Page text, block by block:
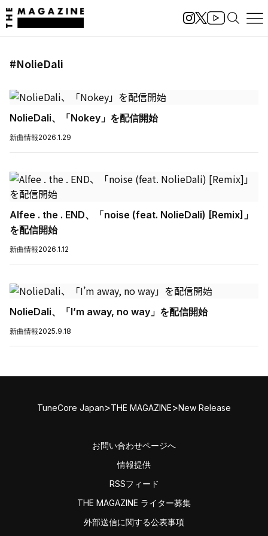
#NolieDali
NolieDali、「Nokey」を配信開始
新曲情報2026.1.29
Alfee . the . END、「noise (feat. NolieDali) [Remix]」
を配信開始
新曲情報2026.1.12
NolieDali、「I’m away, no way」を配信開始
新曲情報2025.9.18
TuneCore Japan>THE MAGAZINE>New Release
お問い合わせページへ
情報提供
RSSフィード
THE MAGAZINE ライター募集
外部送信に関する公表事項